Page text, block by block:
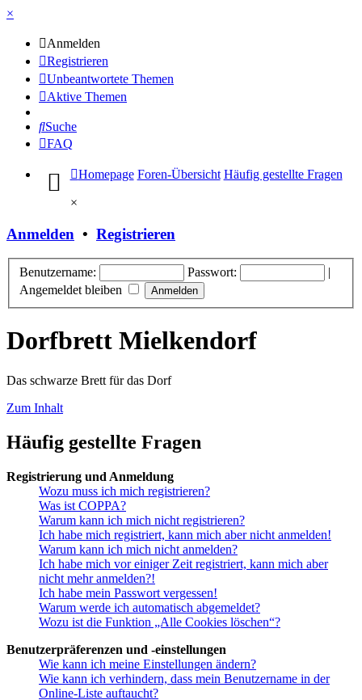
×
Anmelden
Registrieren
Unbeantwortete Themen
Aktive Themen
Suche
FAQ
Homepage Foren-Übersicht Häufig gestellte Fragen
×
Anmelden • Registrieren
Benutzername: Passwort:
|
Angemeldet bleiben
Dorfbrett Mielkendorf
Das schwarze Brett für das Dorf
Zum Inhalt
Häufig gestellte Fragen
Registrierung und Anmeldung
Wozu muss ich mich registrieren?
Was ist COPPA?
Warum kann ich mich nicht registrieren?
Ich habe mich registriert, kann mich aber nicht anmelden!
Warum kann ich mich nicht anmelden?
Ich habe mich vor einiger Zeit registriert, kann mich aber
nicht mehr anmelden?!
Ich habe mein Passwort vergessen!
Warum werde ich automatisch abgemeldet?
Wozu ist die Funktion „Alle Cookies löschen“?
Benutzerpräferenzen und -einstellungen
Wie kann ich meine Einstellungen ändern?
Wie kann ich verhindern, dass mein Benutzername in der
Online-Liste auftaucht?